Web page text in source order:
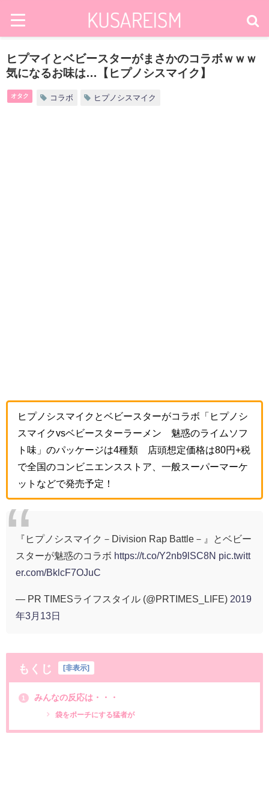
ヒプマイとベビースターがまさかのコラボｗｗｗ
気になるお味は…【ヒプノシスマイク】
オタク コラボ ヒプノシスマイク
ヒプノシスマイクとベビースターがコラボ「ヒプノシ
スマイクvsベビースターラーメン 魅惑のライムソフ
ト味」のパッケージは4種類 店頭想定価格は80円+税
で全国のコンビニエンスストア、一般スーパーマーケ
ットなどで発売予定！
『ヒプノシスマイク－Division Rap Battle－』とベビー
スターが魅惑のコラボ https://t.co/Y2nb9lSC8N pic.twitt
er.com/BklcF7OJuC
— PR TIMESライフスタイル (@PRTIMES_LIFE) 2019
年3月13日
もくじ [非表示]
1 みんなの反応は・・・
袋をポーチにする猛者が